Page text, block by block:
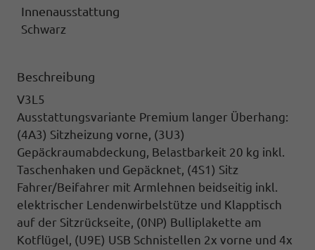
Innenausstattung
Schwarz
Beschreibung
V3L5
Ausstattungsvariante Premium langer Überhang:
(4A3) Sitzheizung vorne, (3U3)
Gepäckraumabdeckung, Belastbarkeit 20 kg inkl.
Taschenhaken und Gepäcknet, (4S1) Sitz
Fahrer/Beifahrer mit Armlehnen beidseitig inkl.
elektrischer Lendenwirbelstütze und Klapptisch
auf der Sitzrückseite, (0NP) Bulliplakette am
Kotflügel, (U9E) USB Schnistellen 2x vorne und 4x